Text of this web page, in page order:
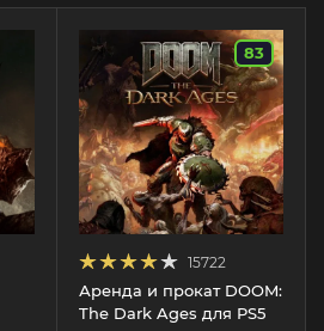
83
15722
Аренда и прокат DOOM:
The Dark Ages для PS5